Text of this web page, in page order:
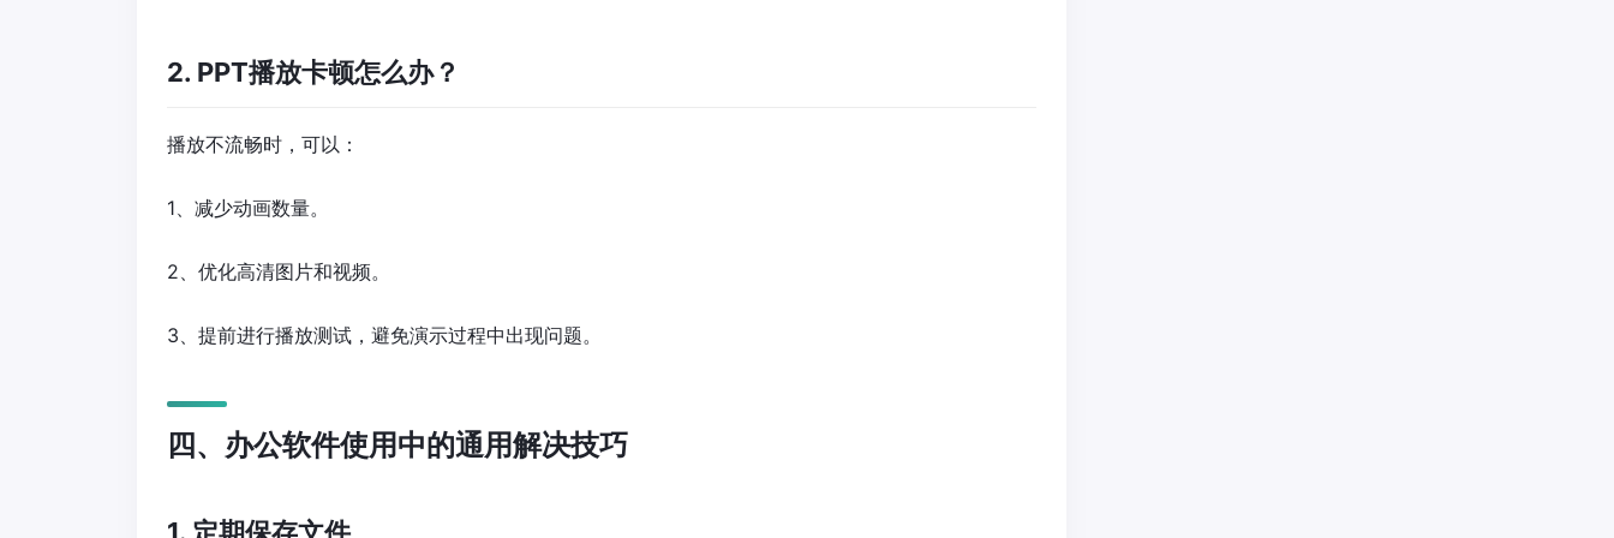
2. PPT播放卡顿怎么办？
播放不流畅时，可以：
1、减少动画数量。
2、优化高清图片和视频。
3、提前进行播放测试，避免演示过程中出现问题。
四、办公软件使用中的通用解决技巧